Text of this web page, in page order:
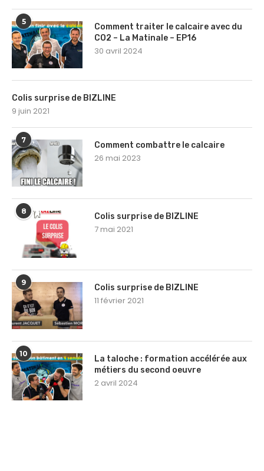
5
Comment traiter le calcaire avec du
CO2 – La Matinale – EP16
30 avril 2024
Colis surprise de BIZLINE
9 juin 2021
7
Comment combattre le calcaire
26 mai 2023
8
Colis surprise de BIZLINE
7 mai 2021
9
Colis surprise de BIZLINE
11 février 2021
10
La taloche : formation accélérée aux
métiers du second oeuvre
2 avril 2024